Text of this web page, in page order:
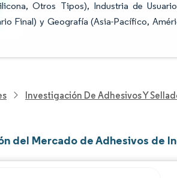
Otros Tipos), Industria de
Final) y Geografía (Asia-Pacífico,
Investigación De Adhesivos Y
del Mercado de Adhesivos de